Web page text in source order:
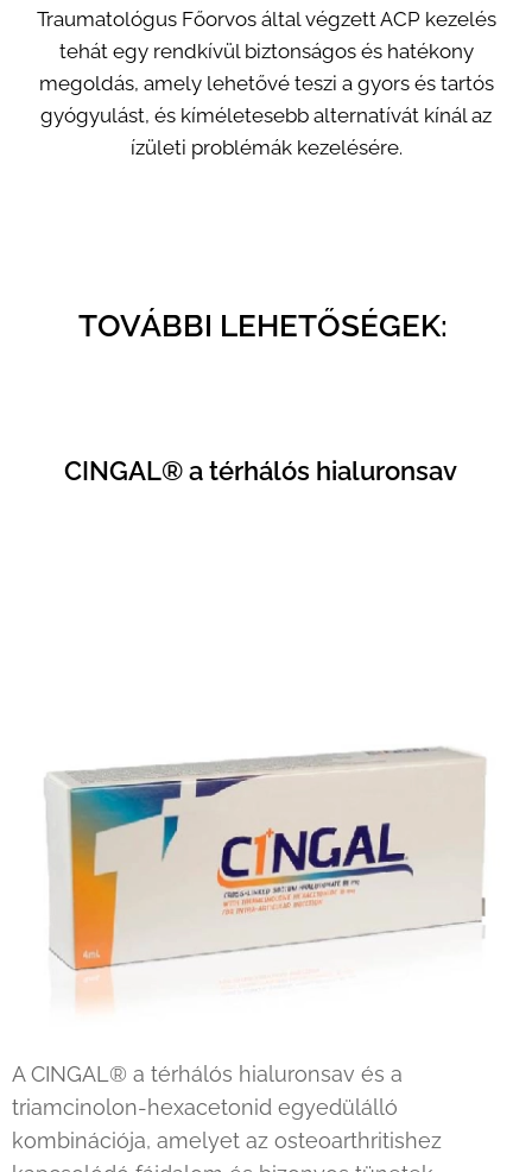
Traumatológus Főorvos által végzett ACP kezelés
tehát egy rendkívül biztonságos és hatékony
megoldás, amely lehetővé teszi a gyors és tartós
gyógyulást, és kíméletesebb alternatívát kínál az
ízületi problémák kezelésére.
TOVÁBBI LEHETŐSÉGEK:
CINGAL® a térhálós hialuronsav
A CINGAL® a térhálós hialuronsav és a
triamcinolon-hexacetonid egyedülálló
kombinációja, amelyet az osteoarthritishez